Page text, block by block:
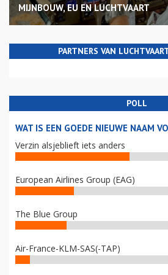
MIJNBOUW, EU EN LUCHTVAART
PARTNERS VAN
POLL
WAT IS EEN GOEDE NIEUWE NAAM
Verzin alsjeblieft iets anders
European Airlines Group (EAG)
The Blue Group
Air-France-KLM-SAS(-TAP)